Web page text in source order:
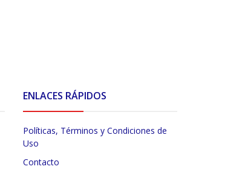
ENLACES RÁPIDOS
Políticas, Términos y Condiciones de
Uso
Contacto